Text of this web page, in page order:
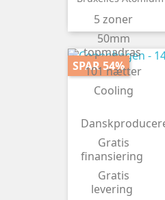
5 zoner
50mm
topmadras
101 nætter
Cooling
Gratis
finansiering
Gratis
levering
SPAR 54%